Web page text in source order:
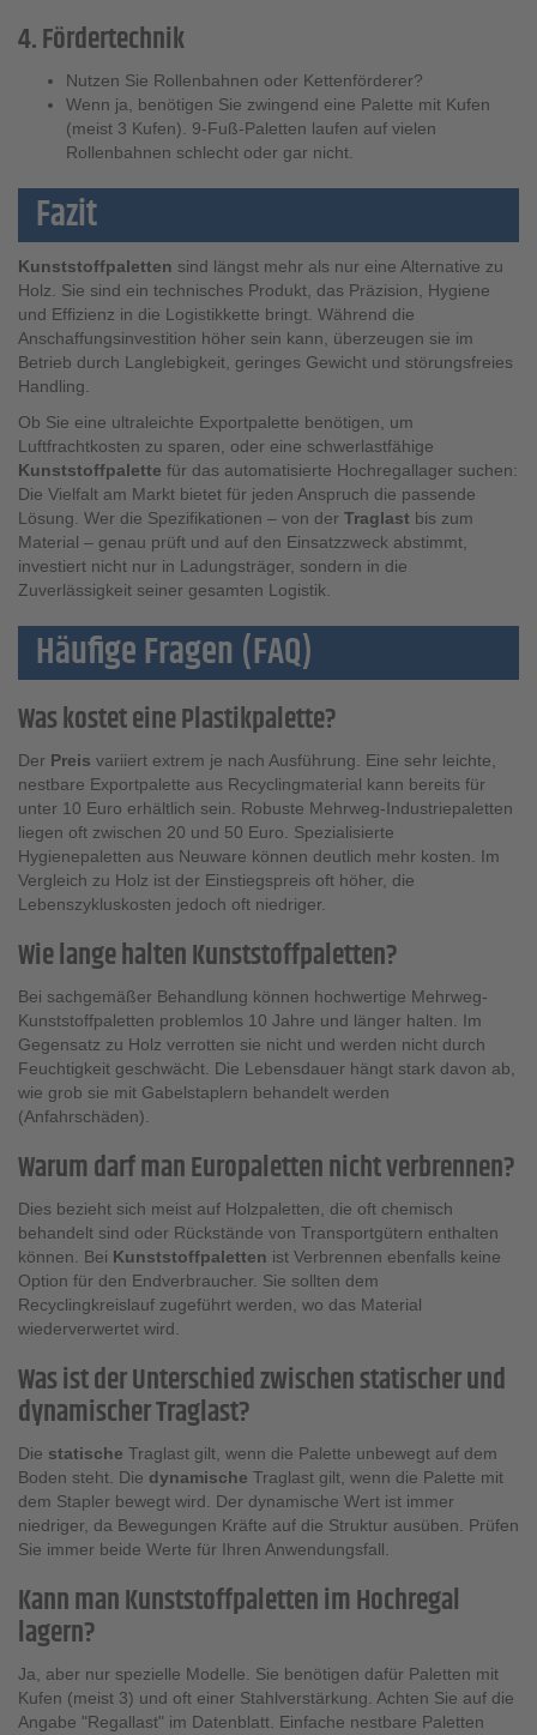
4. Fördertechnik
Nutzen Sie Rollenbahnen oder Kettenförderer?
Wenn ja, benötigen Sie zwingend eine Palette mit Kufen
(meist 3 Kufen). 9-Fuß-Paletten laufen auf vielen
Rollenbahnen schlecht oder gar nicht.
Fazit
Kunststoffpaletten sind längst mehr als nur eine Alternative zu
Holz. Sie sind ein technisches Produkt, das Präzision, Hygiene
und Effizienz in die Logistikkette bringt. Während die
Anschaffungsinvestition höher sein kann, überzeugen sie im
Betrieb durch Langlebigkeit, geringes Gewicht und störungsfreies
Handling.
Ob Sie eine ultraleichte Exportpalette benötigen, um
Luftfrachtkosten zu sparen, oder eine schwerlastfähige
Kunststoffpalette für das automatisierte Hochregallager suchen:
Die Vielfalt am Markt bietet für jeden Anspruch die passende
Lösung. Wer die Spezifikationen – von der Traglast bis zum
Material – genau prüft und auf den Einsatzzweck abstimmt,
investiert nicht nur in Ladungsträger, sondern in die
Zuverlässigkeit seiner gesamten Logistik.
Häufige Fragen (FAQ)
Was kostet eine Plastikpalette?
Der Preis variiert extrem je nach Ausführung. Eine sehr leichte,
nestbare Exportpalette aus Recyclingmaterial kann bereits für
unter 10 Euro erhältlich sein. Robuste Mehrweg-Industriepaletten
liegen oft zwischen 20 und 50 Euro. Spezialisierte
Hygienepaletten aus Neuware können deutlich mehr kosten. Im
Vergleich zu Holz ist der Einstiegspreis oft höher, die
Lebenszykluskosten jedoch oft niedriger.
Wie lange halten Kunststoffpaletten?
Bei sachgemäßer Behandlung können hochwertige Mehrweg-
Kunststoffpaletten problemlos 10 Jahre und länger halten. Im
Gegensatz zu Holz verrotten sie nicht und werden nicht durch
Feuchtigkeit geschwächt. Die Lebensdauer hängt stark davon ab,
wie grob sie mit Gabelstaplern behandelt werden
(Anfahrschäden).
Warum darf man Europaletten nicht verbrennen?
Dies bezieht sich meist auf Holzpaletten, die oft chemisch
behandelt sind oder Rückstände von Transportgütern enthalten
können. Bei Kunststoffpaletten ist Verbrennen ebenfalls keine
Option für den Endverbraucher. Sie sollten dem
Recyclingkreislauf zugeführt werden, wo das Material
wiederverwertet wird.
Was ist der Unterschied zwischen statischer und
dynamischer Traglast?
Die statische Traglast gilt, wenn die Palette unbewegt auf dem
Boden steht. Die dynamische Traglast gilt, wenn die Palette mit
dem Stapler bewegt wird. Der dynamische Wert ist immer
niedriger, da Bewegungen Kräfte auf die Struktur ausüben. Prüfen
Sie immer beide Werte für Ihren Anwendungsfall.
Kann man Kunststoffpaletten im Hochregal
lagern?
Ja, aber nur spezielle Modelle. Sie benötigen dafür Paletten mit
Kufen (meist 3) und oft einer Stahlverstärkung. Achten Sie auf die
Angabe "Regallast" im Datenblatt. Einfache nestbare Paletten